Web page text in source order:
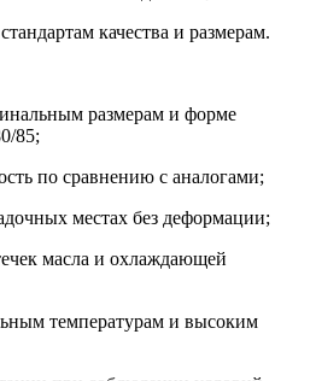
качества и размерам.
размерам и форме
85;
по сравнению с аналогами;
местах без деформации;
масла и охлаждающей
температурам и высоким